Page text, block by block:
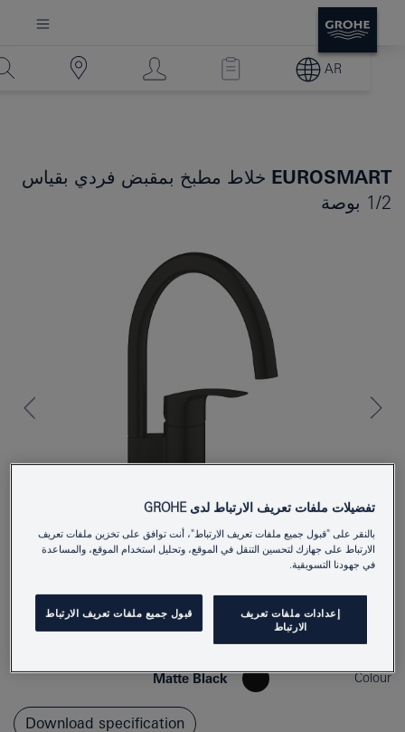
AR
EUROSMART خلاط مطبخ بمقبض فردي بقياس
1/2 بوصة
Product Number
33202243D
EAN
Colour
Matte Black
Download specification
تفضيلات ملفات تعريف الارتباط لدى GROHE
بالنقر على "قبول جميع ملفات تعريف الارتباط"، أنت توافق على تخزين ملفات تعريف
الارتباط على جهازك لتحسين التنقل في الموقع، وتحليل استخدام الموقع، والمساعدة
في جهودنا التسويقية.
إعدادات ملفات تعريف
الارتباط
قبول جميع ملفات تعريف الارتباط